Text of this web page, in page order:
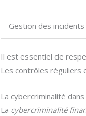
Gestion des incidents
Il est essentiel de
Les contrôles réguliers
La cybercriminalité
La cybercriminalité